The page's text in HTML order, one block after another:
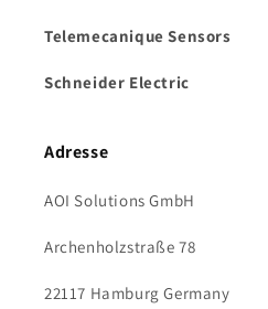
Telemecanique Sensors
Schneider Electric
Adresse
AOI Solutions GmbH
Archenholzstraße 78
22117 Hamburg Germany